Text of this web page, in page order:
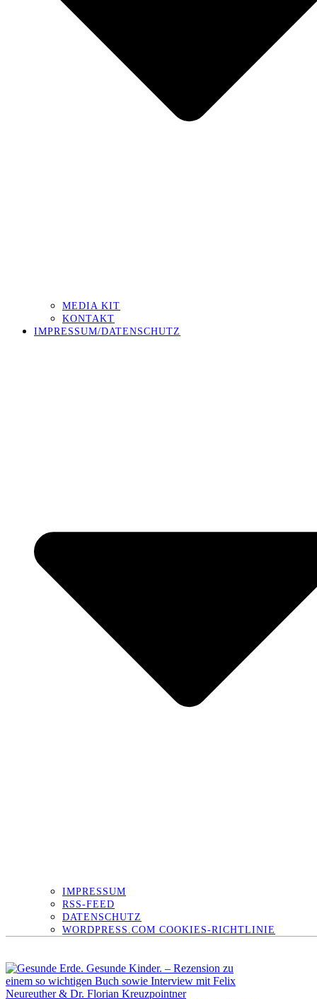
MEDIA KIT
KONTAKT
IMPRESSUM/DATENSCHUTZ
IMPRESSUM
RSS-FEED
DATENSCHUTZ
WORDPRESS.COM COOKIES-RICHTLINIE